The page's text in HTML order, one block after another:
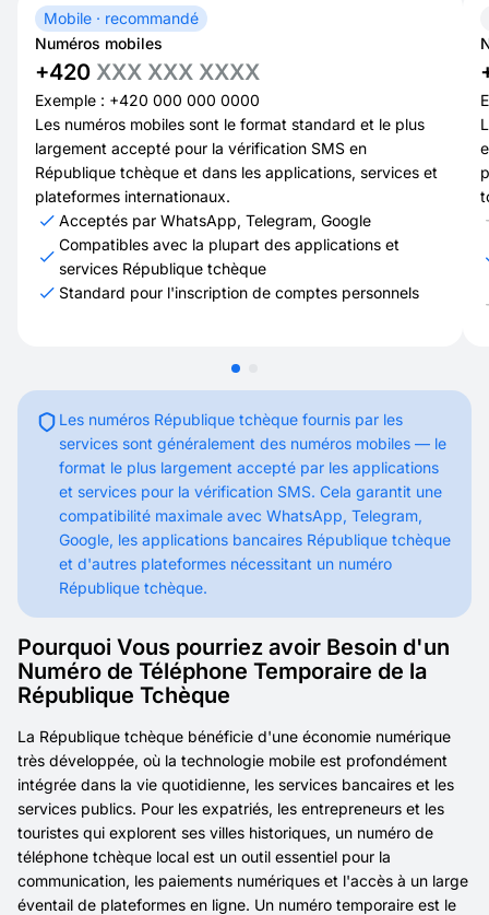
Mobile · recommandé
Numéros mobiles
+420 XXX XXX XXXX
Exemple : +420 000 000 0000
Les numéros mobiles sont le format standard et le plus
largement accepté pour la vérification SMS en
République tchèque et dans les applications, services et
plateformes internationaux.
Acceptés par WhatsApp, Telegram, Google
Compatibles avec la plupart des applications et
services République tchèque
Standard pour l'inscription de comptes personnels
Les numéros République tchèque fournis par les
services sont généralement des numéros mobiles — le
format le plus largement accepté par les applications
et services pour la vérification SMS. Cela garantit une
compatibilité maximale avec WhatsApp, Telegram,
Google, les applications bancaires République tchèque
et d'autres plateformes nécessitant un numéro
République tchèque.
Pourquoi Vous pourriez avoir Besoin d'un
Numéro de Téléphone Temporaire de la
République Tchèque
La République tchèque bénéficie d'une économie numérique
très développée, où la technologie mobile est profondément
intégrée dans la vie quotidienne, les services bancaires et les
services publics. Pour les expatriés, les entrepreneurs et les
touristes qui explorent ses villes historiques, un numéro de
téléphone tchèque local est un outil essentiel pour la
communication, les paiements numériques et l'accès à un large
éventail de plateformes en ligne. Un numéro temporaire est le